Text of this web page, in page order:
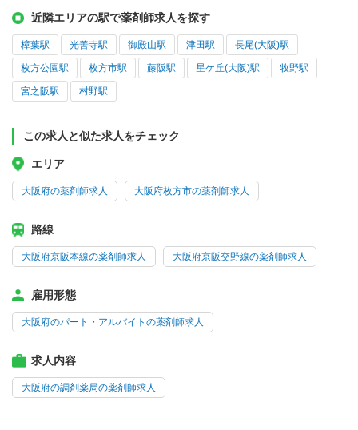
近隣エリアの駅で薬剤師求人を探す
樟葉駅 光善寺駅 御殿山駅 津田駅 長尾(大阪)駅
枚方公園駅 枚方市駅 藤阪駅 星ケ丘(大阪)駅 牧野駅
宮之阪駅 村野駅
この求人と似た求人をチェック
エリア
大阪府の薬剤師求人 大阪府枚方市の薬剤師求人
路線
大阪府京阪本線の薬剤師求人 大阪府京阪交野線の薬剤師求人
雇用形態
大阪府のパート・アルバイトの薬剤師求人
求人内容
大阪府の調剤薬局の薬剤師求人